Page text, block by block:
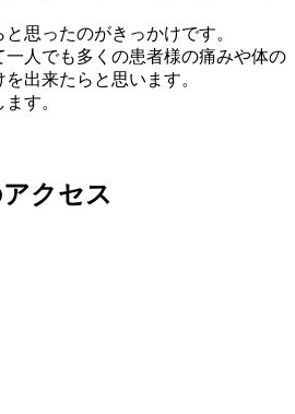
思ったのがきっかけです。
人でも多くの患者様の痛みや体の
出来たらと思います。
す。
クセス